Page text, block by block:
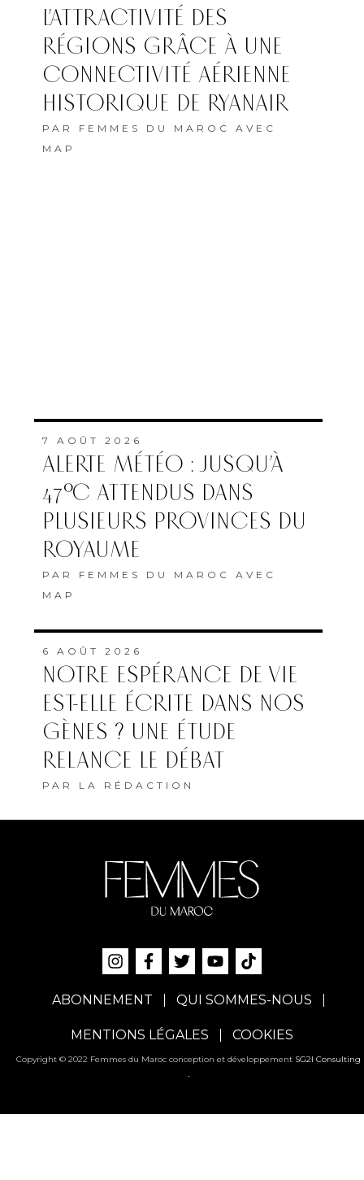
L’ATTRACTIVITÉ DES
RÉGIONS GRÂCE À UNE
CONNECTIVITÉ AÉRIENNE
HISTORIQUE DE RYANAIR
PAR FEMMES DU MAROC AVEC
MAP
7 AOÛT 2026
ALERTE MÉTÉO : JUSQU’À
47°C ATTENDUS DANS
PLUSIEURS PROVINCES DU
ROYAUME
PAR FEMMES DU MAROC AVEC
MAP
6 AOÛT 2026
NOTRE ESPÉRANCE DE VIE
EST-ELLE ÉCRITE DANS NOS
GÈNES ? UNE ÉTUDE
RELANCE LE DÉBAT
PAR LA RÉDACTION
ABONNEMENT QUI SOMMES-NOUS
MENTIONS LÉGALES COOKIES
Copyright © 2022 Femmes du Maroc conception et développement SG2I Consulting